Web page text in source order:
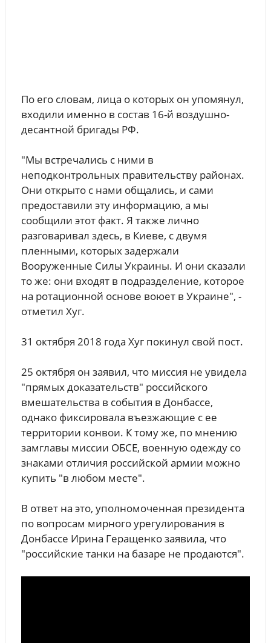
По его словам, лица о которых он упомянул,
входили именно в состав 16-й воздушно-
десантной бригады РФ.
"Мы встречались с ними в
неподконтрольных правительству районах.
Они открыто с нами общались, и сами
предоставили эту информацию, а мы
сообщили этот факт. Я также лично
разговаривал здесь, в Киеве, с двумя
пленными, которых задержали
Вооруженные Силы Украины. И они сказали
то же: они входят в подразделение, которое
на ротационной основе воюет в Украине", -
отметил Хуг.
31 октября 2018 года Хуг покинул свой пост.
25 октября он заявил, что миссия не увидела
"прямых доказательств" российского
вмешательства в события в Донбассе,
однако фиксировала въезжающие с ее
территории конвои. К тому же, по мнению
замглавы миссии ОБСЕ, военную одежду со
знаками отличия российской армии можно
купить "в любом месте".
В ответ на это, уполномоченная президента
по вопросам мирного урегулирования в
Донбассе Ирина Геращенко заявила, что
"российские танки на базаре не продаются".